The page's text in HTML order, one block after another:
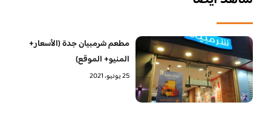
مطعم شرمبيان جدة (الأسعار+
المنيو+ الموقع)
25 يونيو، 2021